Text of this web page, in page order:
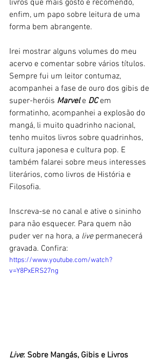
livros que mais gosto e recomendo,
enfim, um papo sobre leitura de uma
forma bem abrangente.
Irei mostrar alguns volumes do meu
acervo e comentar sobre vários títulos.
Sempre fui um leitor contumaz,
acompanhei a fase de ouro dos gibis de
super-heróis Marvel e DC em
formatinho, acompanhei a explosão do
mangá, li muito quadrinho nacional,
tenho muitos livros sobre quadrinhos,
cultura japonesa e cultura pop. E
também falarei sobre meus interesses
literários, como livros de História e
Filosofia.
Inscreva-se no canal e ative o sininho
para não esquecer. Para quem não
puder ver na hora, a live permanecerá
gravada. Confira:
https://www.youtube.com/watch?
v=Y8PxERS27ng
Live: Sobre Mangás, Gibis e Livros